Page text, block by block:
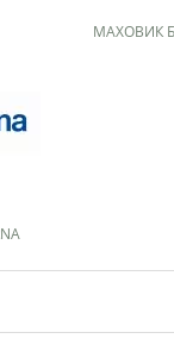
МАХОВИК